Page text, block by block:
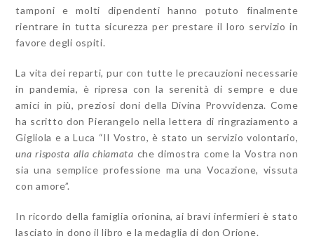
tamponi e molti dipendenti hanno potuto finalmente
rientrare in tutta sicurezza per prestare il loro servizio in
favore degli ospiti.
La vita dei reparti, pur con tutte le precauzioni necessarie
in pandemia, è ripresa con la serenità di sempre e due
amici in più, preziosi doni della Divina Provvidenza. Come
ha scritto don Pierangelo nella lettera di ringraziamento a
Gigliola e a Luca “Il Vostro, è stato un servizio volontario,
una risposta alla chiamata che dimostra come la Vostra non
sia una semplice professione ma una Vocazione, vissuta
con amore”.
In ricordo della famiglia orionina, ai bravi infermieri è stato
lasciato in dono il libro e la medaglia di don Orione.